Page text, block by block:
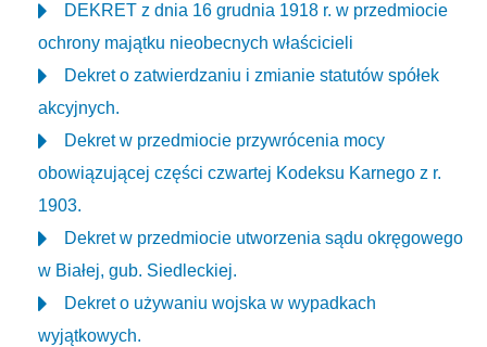
DEKRET z dnia 16 grudnia 1918 r. w przedmiocie
ochrony majątku nieobecnych właścicieli
Dekret o zatwierdzaniu i zmianie statutów spółek
akcyjnych.
Dekret w przedmiocie przywrócenia mocy
obowiązującej części czwartej Kodeksu Karnego z r.
1903.
Dekret w przedmiocie utworzenia sądu okręgowego
w Białej, gub. Siedleckiej.
Dekret o używaniu wojska w wypadkach
wyjątkowych.